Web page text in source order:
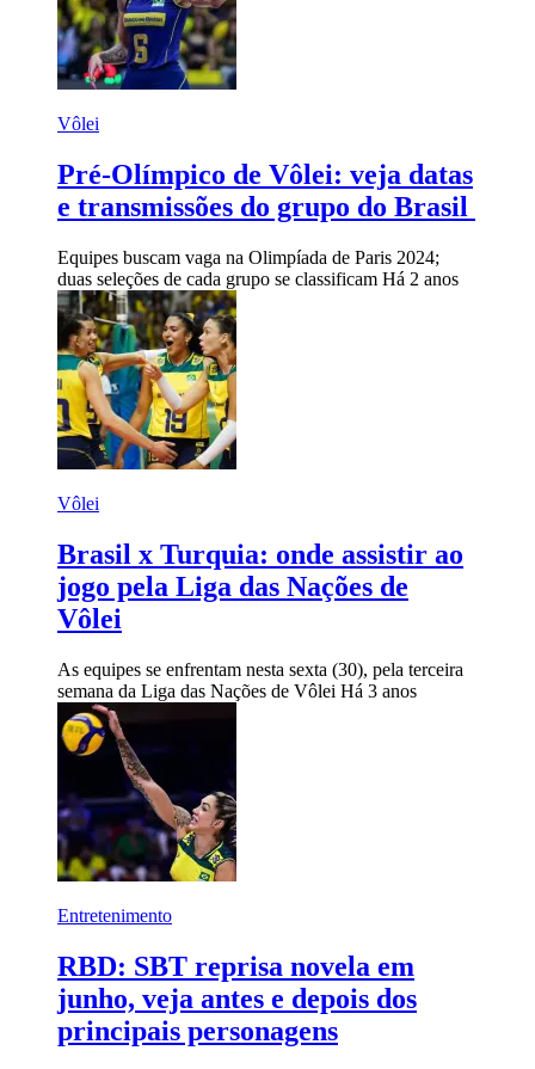
Vôlei
Pré-Olímpico de Vôlei: veja datas
e transmissões do grupo do Brasil
Equipes buscam vaga na Olimpíada de Paris 2024;
duas seleções de cada grupo se classificam Há 2 anos
Vôlei
Brasil x Turquia: onde assistir ao
jogo pela Liga das Nações de
Vôlei
As equipes se enfrentam nesta sexta (30), pela terceira
semana da Liga das Nações de Vôlei Há 3 anos
Entretenimento
RBD: SBT reprisa novela em
junho, veja antes e depois dos
principais personagens